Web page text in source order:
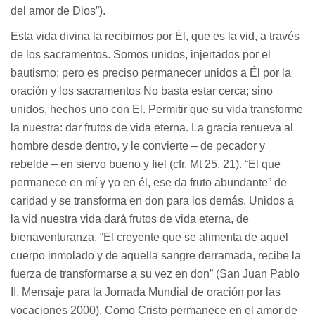
del amor de Dios”).
Esta vida divina la recibimos por Él, que es la vid, a través
de los sacramentos. Somos unidos, injertados por el
bautismo; pero es preciso permanecer unidos a Él por la
oración y los sacramentos No basta estar cerca; sino
unidos, hechos uno con El. Permitir que su vida transforme
la nuestra: dar frutos de vida eterna. La gracia renueva al
hombre desde dentro, y le convierte – de pecador y
rebelde – en siervo bueno y fiel (cfr. Mt 25, 21). “El que
permanece en mí y yo en él, ese da fruto abundante” de
caridad y se transforma en don para los demás. Unidos a
la vid nuestra vida dará frutos de vida eterna, de
bienaventuranza. “El creyente que se alimenta de aquel
cuerpo inmolado y de aquella sangre derramada, recibe la
fuerza de transformarse a su vez en don” (San Juan Pablo
II, Mensaje para la Jornada Mundial de oración por las
vocaciones 2000). Como Cristo permanece en el amor de